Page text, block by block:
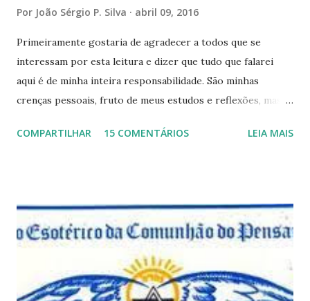
Por João Sérgio P. Silva abril 09, 2016
Primeiramente gostaria de agradecer a todos que se
interessam por esta leitura e dizer que tudo que falarei
aqui é de minha inteira responsabilidade. São minhas
crenças pessoais, fruto de meus estudos e reflexões, mas
porque nem mesmo eu as tenho desta forma. Eu vos
e talvez contraditória a sua própria visão. Durante todo
este mês estaremos debatendo este tema e gostaríamos de
convida-lo a deixar seus comentários e reflexões no final
do texto clicando em novo comentário e acompanhar as
respostas e sugestões dos demais. Não estranhem o fato
COMPARTILHAR 15 COMENTÁRIOS LEIA MAIS